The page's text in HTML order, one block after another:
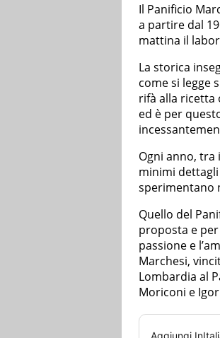
Il Panificio
a partire dal
mattina il
La storica
come si legge
rifà alla ricetta
ed è per
Ogni anno, tra
minimi
sperimentano
Quello del
proposta e
passione e
Marchesi,
Lombardia al
Moriconi e
Aggiungi